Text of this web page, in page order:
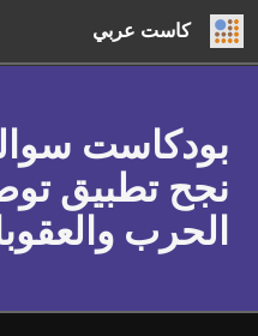
كاست عربي
بودكاست
نجح تطبيق
الحرب